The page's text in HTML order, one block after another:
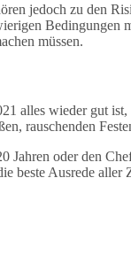
jedoch zu den
müssen.
alles wieder gut
rauschenden
oder den
beste Ausrede